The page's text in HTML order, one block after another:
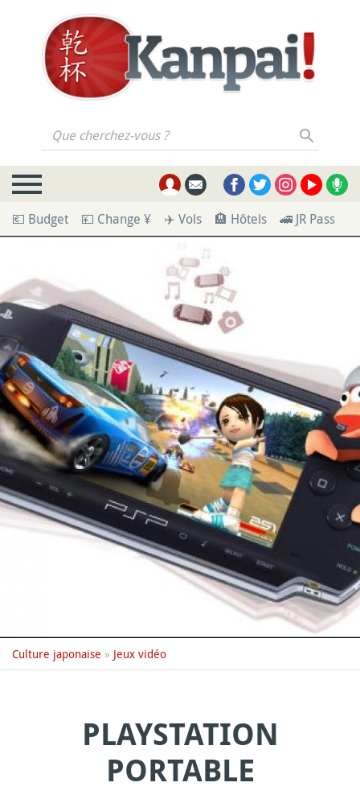
Que cherchez-vous ?
💶 Budget 💴 Change ¥ ✈️ Vols 🏨 Hôtels 🚄 JR Pass
Culture japonaise » Jeux vidéo
PLAYSTATION
PORTABLE